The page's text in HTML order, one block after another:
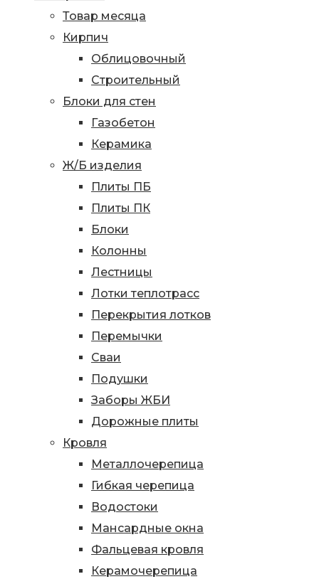
Товар месяца
Кирпич
Облицовочный
Строительный
Блоки для стен
Газобетон
Керамика
Ж/Б изделия
Плиты ПБ
Плиты ПК
Блоки
Колонны
Лестницы
Лотки теплотрасс
Перекрытия лотков
Перемычки
Сваи
Подушки
Заборы ЖБИ
Дорожные плиты
Кровля
Металлочерепица
Гибкая черепица
Водостоки
Мансардные окна
Фальцевая кровля
Керамочерепица